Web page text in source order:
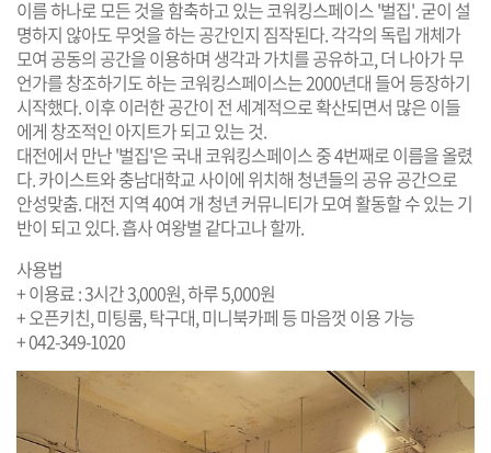
이름 하나로 모든 것을 함축하고 있는 코워킹스페이스 '벌집'. 굳이 설
명하지 않아도 무엇을 하는 공간인지 짐작된다. 각각의 독립 개체가
모여 공동의 공간을 이용하며 생각과 가치를 공유하고, 더 나아가 무
언가를 창조하기도 하는 코워킹스페이스는 2000년대 들어 등장하기
시작했다. 이후 이러한 공간이 전 세계적으로 확산되면서 많은 이들
에게 창조적인 아지트가 되고 있는 것.
대전에서 만난 '벌집'은 국내 코워킹스페이스 중 4번째로 이름을 올렸
다. 카이스트와 충남대학교 사이에 위치해 청년들의 공유 공간으로
안성맞춤. 대전 지역 40여 개 청년 커뮤니티가 모여 활동할 수 있는 기
반이 되고 있다. 흡사 여왕벌 같다고나 할까.
사용법
+ 이용료 : 3시간 3,000원, 하루 5,000원
+ 오픈키친, 미팅룸, 탁구대, 미니북카페 등 마음껏 이용 가능
+ 042-349-1020